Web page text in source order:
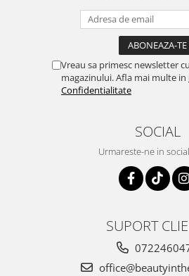
Vreau sa primesc newsletter
magazinului. Afla mai multe in
Confidentialitate
SOCIAL
Urmareste-ne in
SUPORT